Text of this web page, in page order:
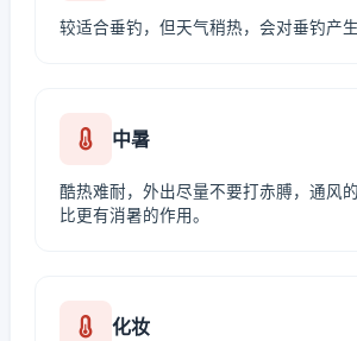
较适合垂钓，但天气稍热，会对垂钓产
中暑
酷热难耐，外出尽量不要打赤膊，通风
比更有消暑的作用。
化妆